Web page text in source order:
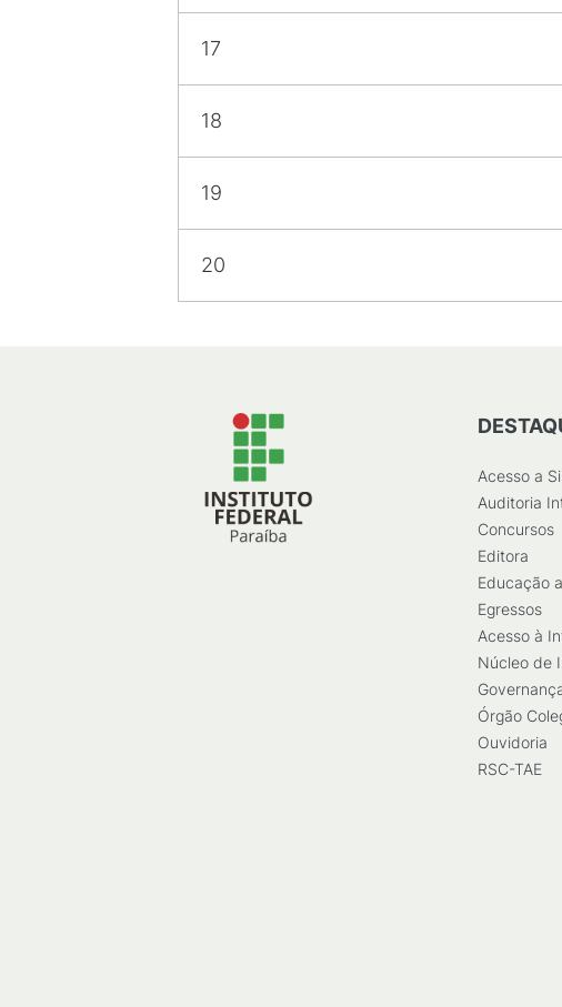
17
18
19
20
Acesso a
Auditoria
Concursos
Editora
Educação
Egressos
Acesso à
Núcleo de
Órgão
Ouvidoria
RSC-TAE